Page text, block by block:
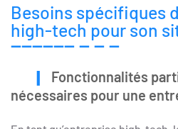
Besoins spécifiques
high-tech pour son
Fonctionnalités
nécessaires pour une